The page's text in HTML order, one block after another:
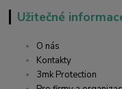
Užitečné
O nás
Kontakty
3mk Protection